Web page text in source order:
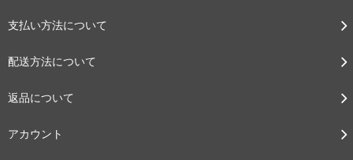
支払い方法について
配送方法について
返品について
アカウント